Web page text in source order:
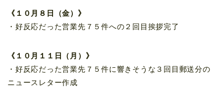
《１０月８日（金）》
・好反応だった営業先７５件への２回目挨拶完了
《１０月１１日（月）》
・好反応だった営業先７５件に響きそうな３回目郵送分の
ニュースレター作成